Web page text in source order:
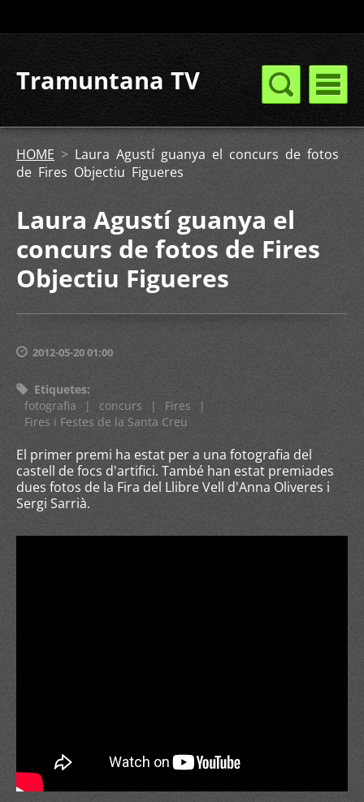
Tramuntana TV
HOME > Laura Agustí guanya el concurs de fotos
de Fires Objectiu Figueres
Laura Agustí guanya el
concurs de fotos de Fires
Objectiu Figueres
2012-05-20 01:00
Etiquetes:
fotografia
| concurs | Fires
|
Fires i Festes de la Santa Creu
El primer premi ha estat per a una fotografia del
castell de focs d'artifici. També han estat premiades
dues fotos de la Fira del Llibre Vell d'Anna Oliveres i
Sergi Sarrià.